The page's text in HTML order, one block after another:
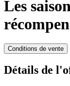
Les
Conditions de vente
Détails de